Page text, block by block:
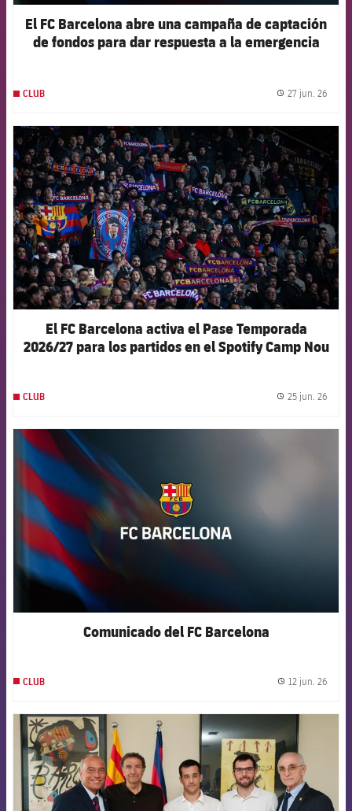
El FC Barcelona abre una campaña de captación
de fondos para dar respuesta a la emergencia
CLUB 27 jun. 26
FCB Barcelona badge
El FC Barcelona activa el Pase Temporada
2026/27 para los partidos en el Spotify Camp Nou
CLUB 25 jun. 26
Comunicado del FC Barcelona
CLUB 12 jun. 26
FCB Barcelona badge